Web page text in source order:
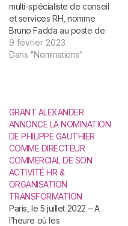
multi-spécialiste de conseil
et services RH, nomme
Bruno Fadda au poste de
Directeur des opérations au
sein de l’activité Executive
sein du groupe Vinci
Construction avant…
9 février 2023
Dans "Nominations"
GRANT ALEXANDER
ANNONCE LA NOMINATION
DE PHILIPPE GAUTHIER
COMME DIRECTEUR
COMMERCIAL DE SON
ACTIVITÉ HR &
ORGANISATION
TRANSFORMATION
Paris, le 5 juillet 2022 – A
l’heure où les